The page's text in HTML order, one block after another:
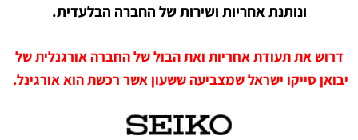
ונותנת אחריות ושירות של החברה הבלעדית.
דרוש את תעודת אחריות ואת הבול של החברה אורגנלית של
יבואן סייקו ישראל שמצביעה ששעון אשר רכשת הוא אורגינל.